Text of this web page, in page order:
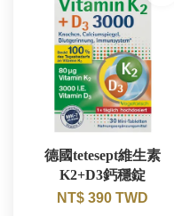
德國tetesept維生素
K2+D3鈣穩錠
NT$ 390 TWD